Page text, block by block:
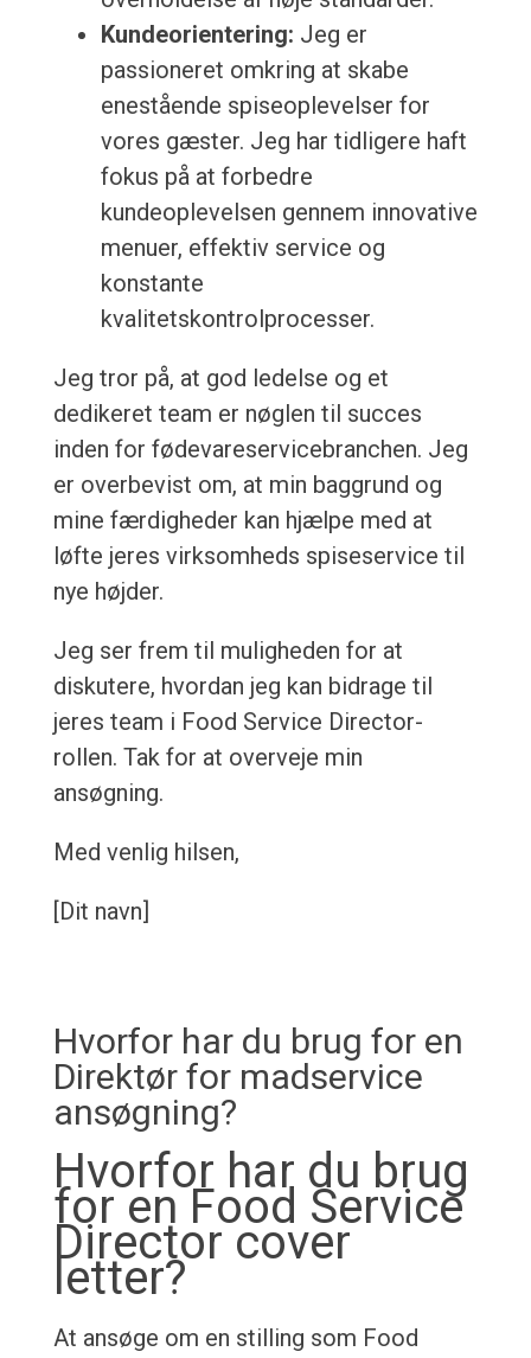
Kundeorientering: Jeg er
passioneret omkring at skabe
enestående spiseoplevelser for
vores gæster. Jeg har tidligere haft
fokus på at forbedre
kundeoplevelsen gennem innovative
menuer, effektiv service og
konstante
kvalitetskontrolprocesser.
Jeg tror på, at god ledelse og et
dedikeret team er nøglen til succes
inden for fødevareservicebranchen. Jeg
er overbevist om, at min baggrund og
mine færdigheder kan hjælpe med at
løfte jeres virksomheds spiseservice til
nye højder.
Jeg ser frem til muligheden for at
diskutere, hvordan jeg kan bidrage til
jeres team i Food Service Director-
rollen. Tak for at overveje min
ansøgning.
Med venlig hilsen,
[Dit navn]
Hvorfor har du brug for en
Direktør for madservice
ansøgning?
Hvorfor har du brug
for en Food Service
Director cover
letter?
At ansøge om en stilling som Food